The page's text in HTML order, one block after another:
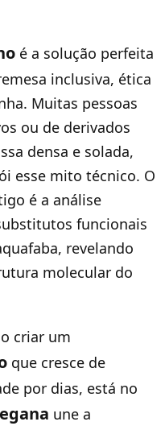
é a solução perfeita
inclusiva, ética
Muitas pessoas
ou de derivados
densa e solada,
esse mito técnico. O
é a análise
funcionais
revelando
molecular do
criar um
que cresce de
por dias, está no
une a